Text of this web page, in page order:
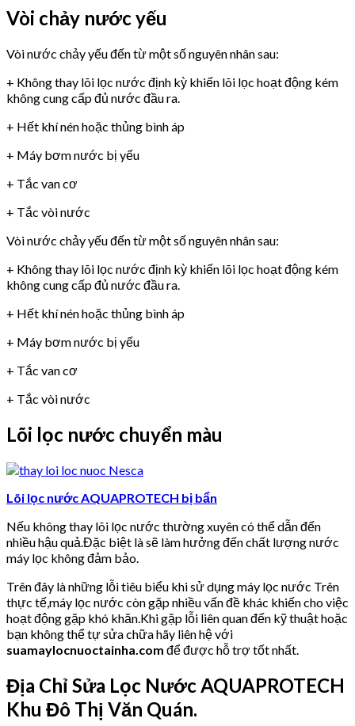
Vòi chảy nước yếu
Vòi nước chảy yếu đến từ một số nguyên nhân sau:
+ Không thay lõi lọc nước định kỳ khiến lõi lọc hoạt động kém
không cung cấp đủ nước đầu ra.
+ Hết khí nén hoặc thủng bình áp
+ Máy bơm nước bị yếu
+ Tắc van cơ
+ Tắc vòi nước
Vòi nước chảy yếu đến từ một số nguyên nhân sau:
+ Không thay lõi lọc nước định kỳ khiến lõi lọc hoạt động kém
không cung cấp đủ nước đầu ra.
+ Hết khí nén hoặc thủng bình áp
+ Máy bơm nước bị yếu
+ Tắc van cơ
+ Tắc vòi nước
Lõi lọc nước chuyển màu
Lõi lọc nước AQUAPROTECH bị bẩn
Nếu không thay lõi lọc nước thường xuyên có thể dẫn đến
nhiều hậu quả.Đặc biệt là sẽ làm hưởng đến chất lượng nước
máy lọc không đảm bảo.
Trên đây là những lỗi tiêu biểu khi sử dụng máy lọc nước Trên
thực tế,máy lọc nước còn gặp nhiều vấn đề khác khiến cho việc
hoạt động gặp khó khăn.Khi gặp lỗi liên quan đến kỹ thuật hoặc
bạn không thể tự sửa chữa hãy liên hệ với
suamaylocnuoctainha.com để được hỗ trợ tốt nhất.
Địa Chỉ Sửa Lọc Nước AQUAPROTECH
Khu Đô Thị Văn Quán.